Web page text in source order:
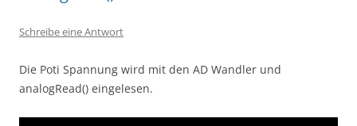
Schreibe eine Antwort
Die Poti Spannung wird mit den AD Wandler und
analogRead() eingelesen.